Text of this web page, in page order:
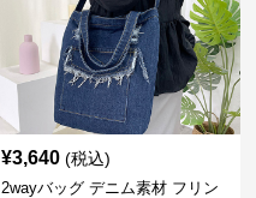
¥3,640 (税込)
2wayバッグ デニム素材 フリン